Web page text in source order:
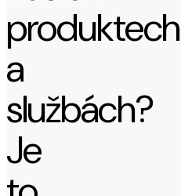
produktech
a
službách?
Je